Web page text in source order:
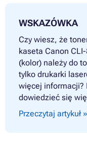
Tusze CANON PIXMA
Tusze CANON PIXMA
Tusze CANON PIXMA
Tusze CANON PIXMA
Tusze CANON PIXMA
WSKAZÓWKA
Czy wiesz, że
kaseta Canon
(kolor) należy do
tylko drukarki
więcej informacji?
dowiedzieć się
Przeczytaj artykuł »